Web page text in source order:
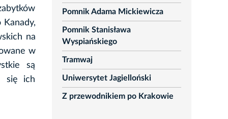
na
w
są
się ich
Pomnik Adama Mickiewicza
Pomnik Stanisława
Wyspiańskiego
Tramwaj
Uniwersytet Jagielloński
Z przewodnikiem po Krakowie